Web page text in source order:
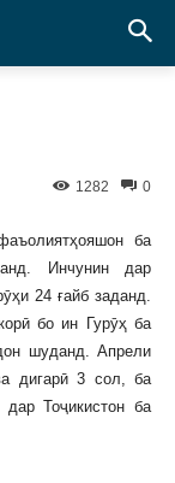
0
1282
ба
Инчунин дар
24 ғайб заданд.
бо ин Гурӯҳ ба
шуданд. Апрели
дигарӣ 3 сол, ба
Тоҷикистон ба